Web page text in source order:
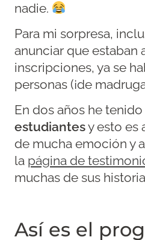
nadie.
Para mi sorpresa,
anunciar que estaban
inscripciones, ya se
personas (¡de
En dos años he tenido
estudiantesy esto es
de mucha emoción y
la página de
muchas de sus
Así es el